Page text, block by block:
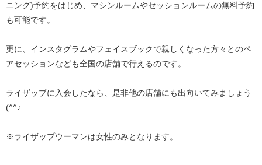
ニング)予約をはじめ、マシンルームやセッションルームの無料予約
も可能です。
更に、インスタグラムやフェイスブックで親しくなった方々とのペ
アセッションなども全国の店舗で行えるのです。
ライザップに入会したなら、是非他の店舗にも出向いてみましょう
(^^♪
※ライザップウーマンは女性のみとなります。